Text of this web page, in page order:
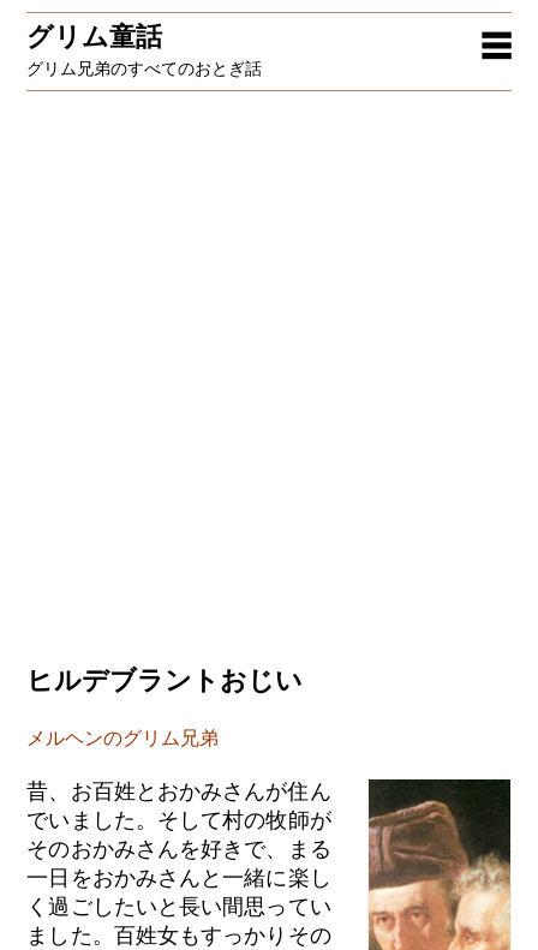
☰
グリム童話
グリム兄弟のすべてのおとぎ話
ヒルデブラントおじい
メルヘンのグリム兄弟
昔、お百姓とおかみさんが住ん
でいました。そして村の牧師が
そのおかみさんを好きで、まる
一日をおかみさんと一緒に楽し
く過ごしたいと長い間思ってい
ました。百姓女もすっかりその